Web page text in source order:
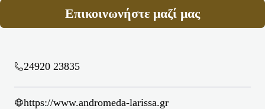
Επικοινωνήστε μαζί μας
24920 23835
https://www.andromeda-larissa.gr